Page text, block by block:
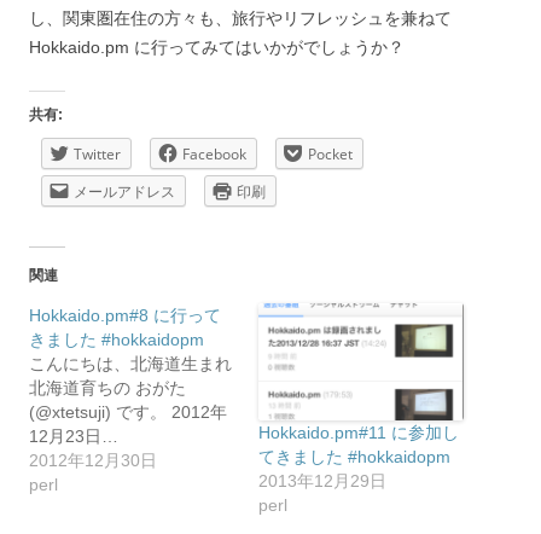
し、関東圏在住の方々も、旅行やリフレッシュを兼ねて
Hokkaido.pm に行ってみてはいかがでしょうか？
共有:
Twitter Facebook
Pocket
メールアドレス
印刷
関連
Hokkaido.pm#8 に行って
きました #hokkaidopm
こんにちは、北海道生まれ
北海道育ちの おがた
(@xtetsuji) です。 2012年
12月23日…
2012年12月30日
perl
Hokkaido.pm#11 に参加し
てきました #hokkaidopm
2013年12月29日
perl